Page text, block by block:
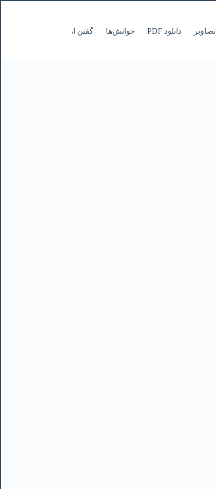
تصاویر دانلود PDF خوانش‌ها گفتن از نانوشتنی